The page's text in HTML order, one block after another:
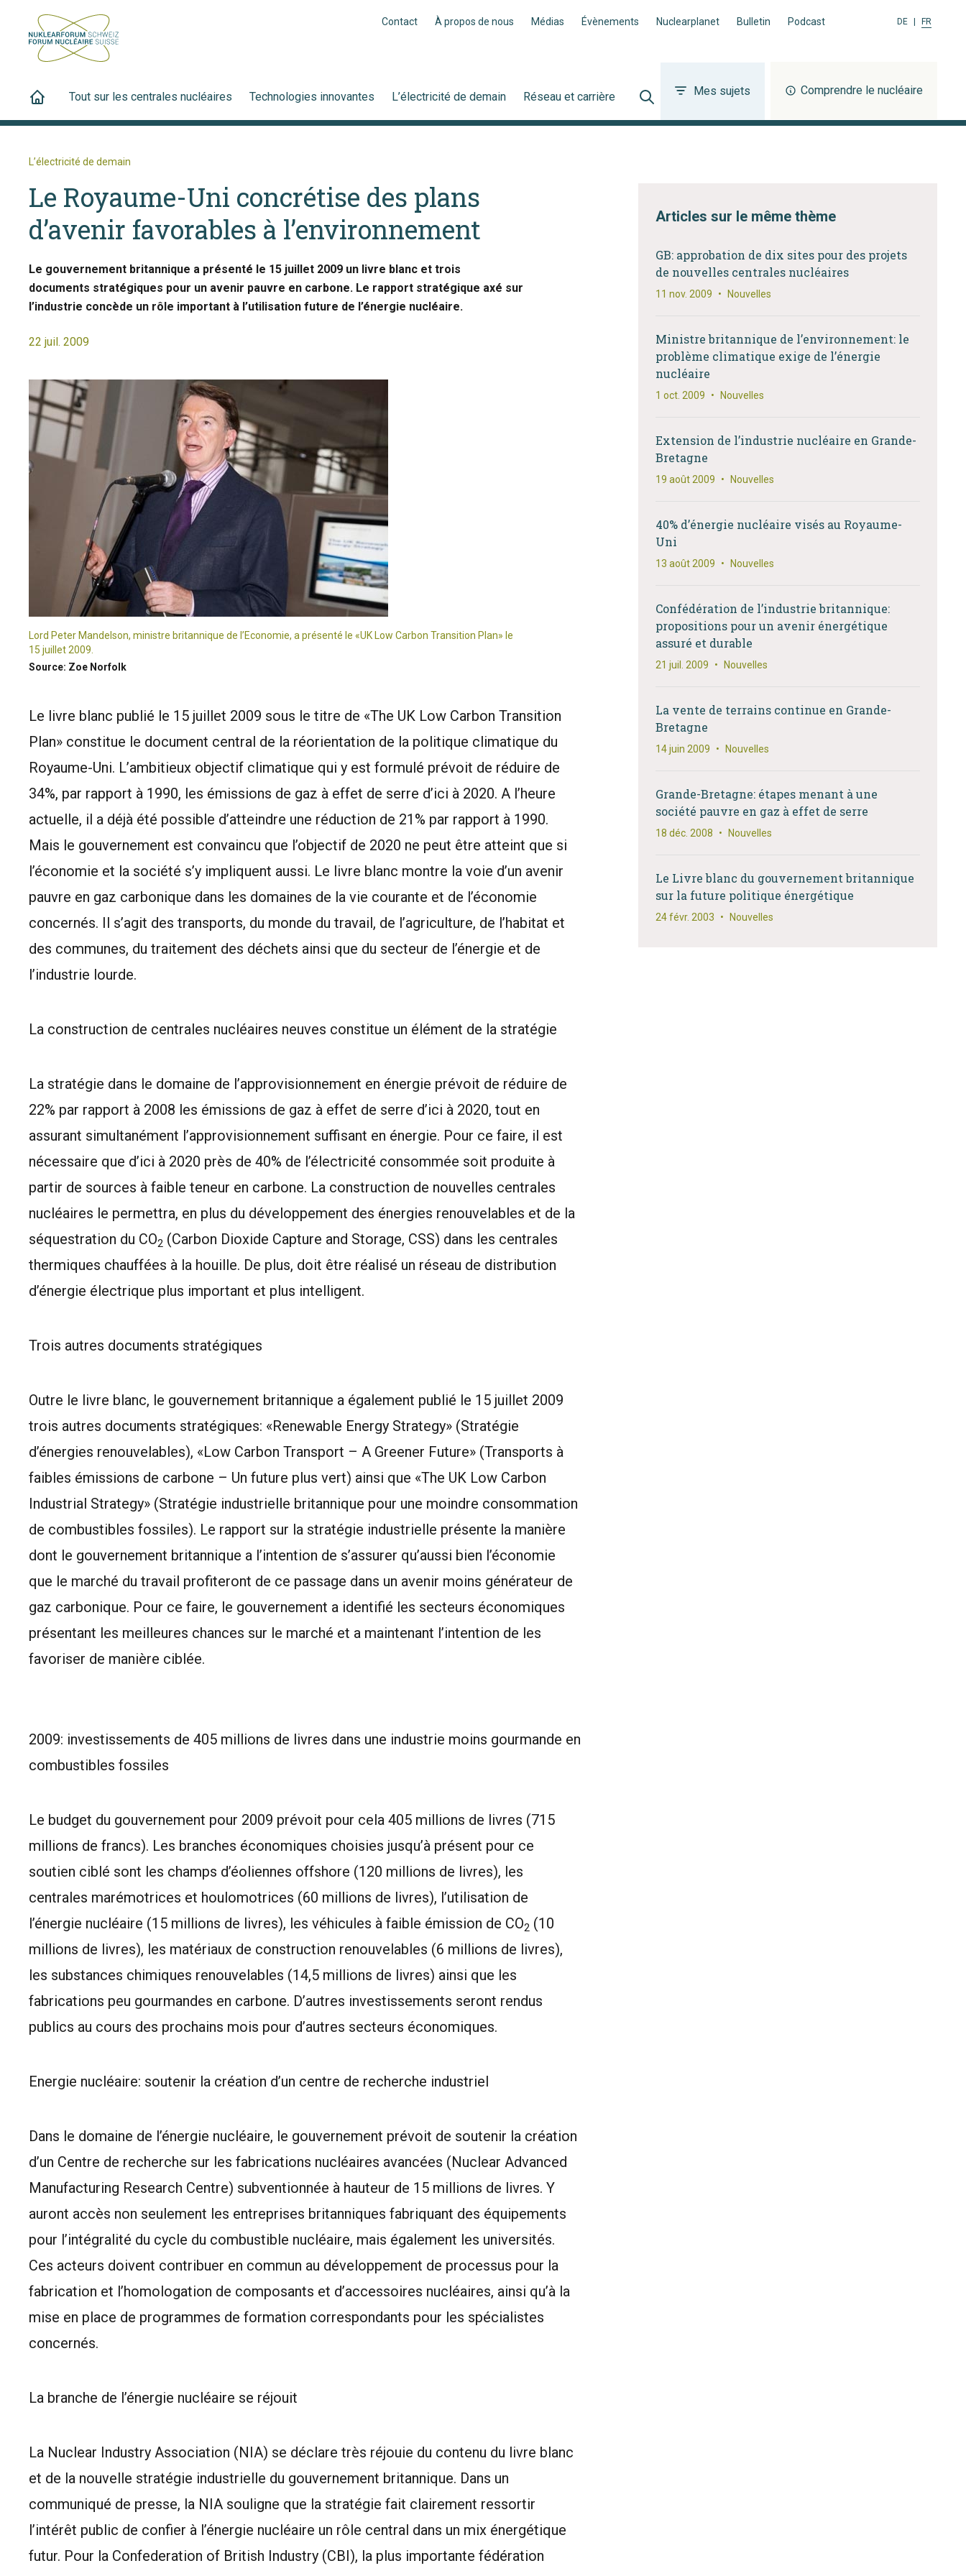
Contact À propos de nous Médias Évènements Nuclearplanet Bulletin Podcast DE FR
Tout sur les centrales nucléaires Technologies innovantes L’électricité de demain Réseau et carrière Mes sujets Comprendre le nucléaire
L’électricité de demain
Le Royaume-Uni concrétise des plans
d’avenir favorables à l’environnement
Le gouvernement britannique a présenté le 15 juillet 2009 un livre blanc et trois
documents stratégiques pour un avenir pauvre en carbone. Le rapport stratégique axé sur
l’industrie concède un rôle important à l’utilisation future de l’énergie nucléaire.
22 juil. 2009
Lord Peter Mandelson, ministre britannique de l’Economie, a présenté le «UK Low Carbon Transition Plan» le
15 juillet 2009.
Source: Zoe Norfolk
Le livre blanc publié le 15 juillet 2009 sous le titre de «The UK Low Carbon Transition
Plan» constitue le document central de la réorientation de la politique climatique du
Royaume-Uni. L’ambitieux objectif climatique qui y est formulé prévoit de réduire de
34%, par rapport à 1990, les émissions de gaz à effet de serre d’ici à 2020. A l’heure
actuelle, il a déjà été possible d’atteindre une réduction de 21% par rapport à 1990.
Mais le gouvernement est convaincu que l’objectif de 2020 ne peut être atteint que si
l’économie et la société s’y impliquent aussi. Le livre blanc montre la voie d’un avenir
pauvre en gaz carbonique dans les domaines de la vie courante et de l’économie
concernés. Il s’agit des transports, du monde du travail, de l’agriculture, de l’habitat et
des communes, du traitement des déchets ainsi que du secteur de l’énergie et de
l’industrie lourde.
La construction de centrales nucléaires neuves constitue un élément de la stratégie
La stratégie dans le domaine de l’approvisionnement en énergie prévoit de réduire de
22% par rapport à 2008 les émissions de gaz à effet de serre d’ici à 2020, tout en
assurant simultanément l’approvisionnement suffisant en énergie. Pour ce faire, il est
nécessaire que d’ici à 2020 près de 40% de l’électricité consommée soit produite à
partir de sources à faible teneur en carbone. La construction de nouvelles centrales
nucléaires le permettra, en plus du développement des énergies renouvelables et de la
séquestration du CO2 (Carbon Dioxide Capture and Storage, CSS) dans les centrales
thermiques chauffées à la houille. De plus, doit être réalisé un réseau de distribution
d’énergie électrique plus important et plus intelligent.
Trois autres documents stratégiques
Outre le livre blanc, le gouvernement britannique a également publié le 15 juillet 2009
trois autres documents stratégiques: «Renewable Energy Strategy» (Stratégie
d’énergies renouvelables), «Low Carbon Transport – A Greener Future» (Transports à
faibles émissions de carbone – Un future plus vert) ainsi que «The UK Low Carbon
Industrial Strategy» (Stratégie industrielle britannique pour une moindre consommation
de combustibles fossiles). Le rapport sur la stratégie industrielle présente la manière
dont le gouvernement britannique a l’intention de s’assurer qu’aussi bien l’économie
que le marché du travail profiteront de ce passage dans un avenir moins générateur de
gaz carbonique. Pour ce faire, le gouvernement a identifié les secteurs économiques
présentant les meilleures chances sur le marché et a maintenant l’intention de les
favoriser de manière ciblée.
2009: investissements de 405 millions de livres dans une industrie moins gourmande en
combustibles fossiles
Le budget du gouvernement pour 2009 prévoit pour cela 405 millions de livres (715
millions de francs). Les branches économiques choisies jusqu’à présent pour ce
soutien ciblé sont les champs d’éoliennes offshore (120 millions de livres), les
centrales marémotrices et houlomotrices (60 millions de livres), l’utilisation de
l’énergie nucléaire (15 millions de livres), les véhicules à faible émission de CO2 (10
millions de livres), les matériaux de construction renouvelables (6 millions de livres),
les substances chimiques renouvelables (14,5 millions de livres) ainsi que les
fabrications peu gourmandes en carbone. D’autres investissements seront rendus
publics au cours des prochains mois pour d’autres secteurs économiques.
Energie nucléaire: soutenir la création d’un centre de recherche industriel
Dans le domaine de l’énergie nucléaire, le gouvernement prévoit de soutenir la création
d’un Centre de recherche sur les fabrications nucléaires avancées (Nuclear Advanced
Manufacturing Research Centre) subventionnée à hauteur de 15 millions de livres. Y
auront accès non seulement les entreprises britanniques fabriquant des équipements
pour l’intégralité du cycle du combustible nucléaire, mais également les universités.
Ces acteurs doivent contribuer en commun au développement de processus pour la
fabrication et l’homologation de composants et d’accessoires nucléaires, ainsi qu’à la
mise en place de programmes de formation correspondants pour les spécialistes
concernés.
La branche de l’énergie nucléaire se réjouit
La Nuclear Industry Association (NIA) se déclare très réjouie du contenu du livre blanc
et de la nouvelle stratégie industrielle du gouvernement britannique. Dans un
communiqué de presse, la NIA souligne que la stratégie fait clairement ressortir
l’intérêt public de confier à l’énergie nucléaire un rôle central dans un mix énergétique
futur. Pour la Confederation of British Industry (CBI), la plus importante fédération
Articles sur le même thème
GB: approbation de dix sites pour des projets
de nouvelles centrales nucléaires
11 nov. 2009 • Nouvelles
Ministre britannique de l’environnement: le
problème climatique exige de l’énergie
nucléaire
1 oct. 2009 • Nouvelles
Extension de l’industrie nucléaire en Grande-
Bretagne
19 août 2009 • Nouvelles
40% d’énergie nucléaire visés au Royaume-
Uni
13 août 2009 • Nouvelles
Confédération de l’industrie britannique:
propositions pour un avenir énergétique
assuré et durable
21 juil. 2009 • Nouvelles
La vente de terrains continue en Grande-
Bretagne
14 juin 2009 • Nouvelles
Grande-Bretagne: étapes menant à une
société pauvre en gaz à effet de serre
18 déc. 2008 • Nouvelles
Le Livre blanc du gouvernement britannique
sur la future politique énergétique
24 févr. 2003 • Nouvelles